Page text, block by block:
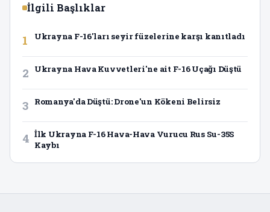
İlgili Başlıklar
1 Ukrayna F-16'ları seyir füzelerine karşı kanıtladı
2 Ukrayna Hava Kuvvetleri'ne ait F-16 Uçağı Düştü
3 Romanya'da Düştü: Drone'un Kökeni Belirsiz
4 İlk Ukrayna F-16 Hava-Hava Vurucu Rus Su-35S
Kaybı